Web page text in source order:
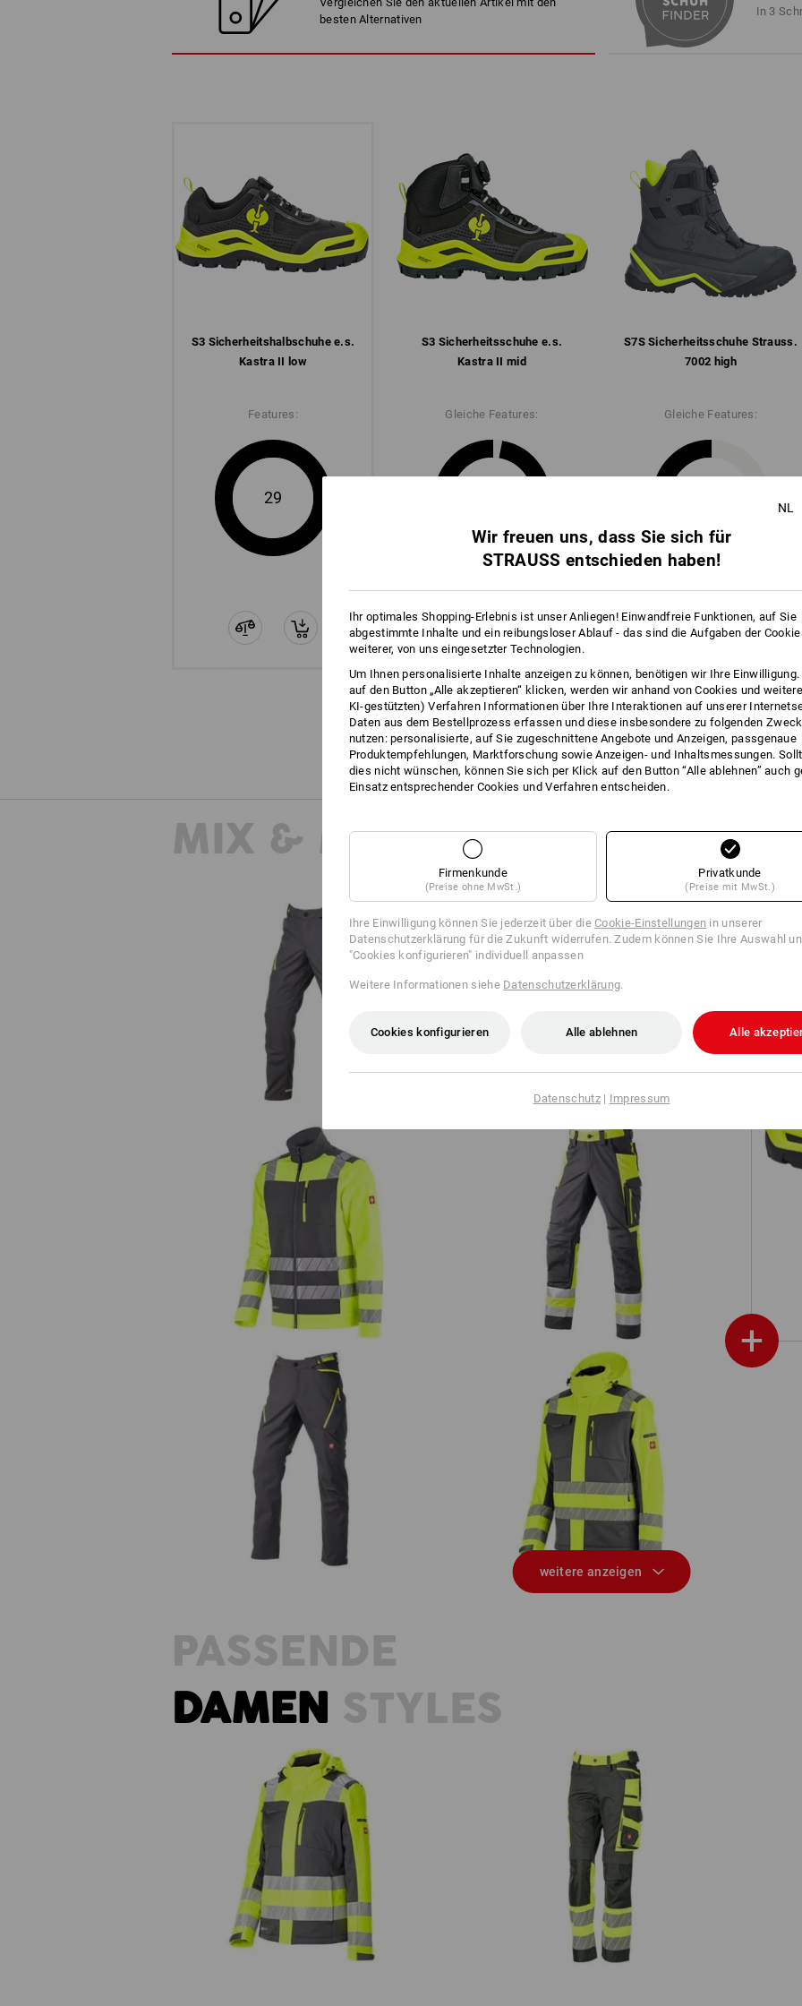
atmungsaktives Mesh-
lederfreie Ausstattung
kein Eindringen von Schmutz
Gewicht: ca.
770 Gramm bei Größe
Atmungsaktive Schuhe
speichern die Feuchtigkeit.
Feuchtigkeit vom Fuß weg nach
atmungsaktive Schuh-Membran, die
transportiert. Das Prinzip
Prinzip Atmungsaktivität greifen.
Datenblatt
besten Alternativen
In 3
S3 Sicherheits­halbschuhe e.s.
Kastra II low
Features:
29
S3 Sicherheits­schuhe e.s.
Kastra II mid
S7S Sicherheits­schuhe Strauss.​
7002 high
Gleiche Features: Gleiche Features:
Alle Details vergleichen
MIX & MATCH
+
Bundhose e.s.ambition
Warnschutz Softshelljacke e.s.motion
Warnschutz-Bundhose e.s.concrete
Multipocket-Hose e.s.ambition
Warnschutz Winter Softshelljacke
e.s.motion 24/7
weitere anzeigen
PASSENDE
DAMEN STYLES
Warnschutz Winter Softshellj.
e.s.motion 24/7,Dam.
Warnschutz Bundhose e.s.motion
24/7, Damen
NL
Wir freuen uns, dass Sie sich für
STRAUSS entschieden haben!
Ihr optimales Shopping-Erlebnis ist unser Anliegen! Einwandfreie Funktionen, auf Sie
abgestimmte Inhalte und ein reibungsloser Ablauf - das sind die Aufgaben der
weiterer, von uns eingesetzter Technologien.
Um Ihnen personalisierte Inhalte anzeigen zu können, benötigen wir Ihre Einwilligung.
auf den Button „Alle akzeptieren“ klicken, werden wir anhand von Cookies und
KI-gestützten) Verfahren Informationen über Ihre Interaktionen auf unserer
Daten aus dem Bestellprozess erfassen und diese insbesondere zu folgenden
nutzen: personalisierte, auf Sie zugeschnittene Angebote und Anzeigen, passgenaue
Produktempfehlungen, Marktforschung sowie Anzeigen- und Inhaltsmessungen.
dies nicht wünschen, können Sie sich per Klick auf den Button “Alle ablehnen” auch
Einsatz entsprechender Cookies und Verfahren entscheiden.
Firmenkunde
(Preise ohne MwSt.)
Privatkunde
(Preise mit MwSt.)
Ihre Einwilligung können Sie jederzeit über dieCookie-Einstellungen in unserer
Datenschutzerklärung für die Zukunft widerrufen. Zudem können Sie Ihre Auswahl
"Cookies konfigurieren" individuell anpassen
Weitere Informationen siehe Datenschutzerklärung.
Cookies konfigurieren Alle ablehnen Alle
Datenschutz| Impressum